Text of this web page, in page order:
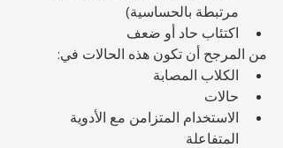
مرتبطة بالحساسية)
اكتئاب حاد أو ضعف
من المرجح أن تكون هذه الحالات في:
الكلاب المصابة
حالات
الاستخدام المتزامن مع الأدوية
المتفاعلة